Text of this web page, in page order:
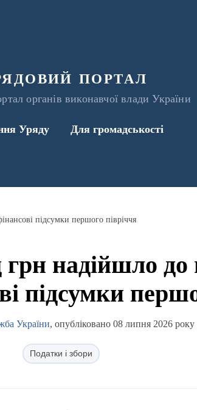
портал
органів виконавчої влади України
Уряду Для громадськості
підсумки першого півріччя
надійшло до
підсумки
України, опубліковано 08 липня 2026 року
Податки і збори